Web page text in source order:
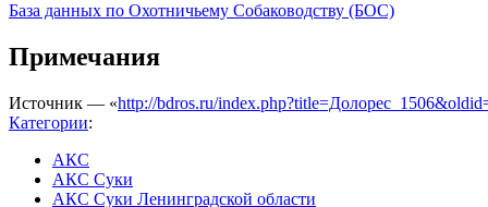
База данных по Охотничьему Собаководству (БОС)
Примечания
Источник — «http://bdros.ru/
Категории:
АКС
АКС Суки
АКС Суки Ленинградской области